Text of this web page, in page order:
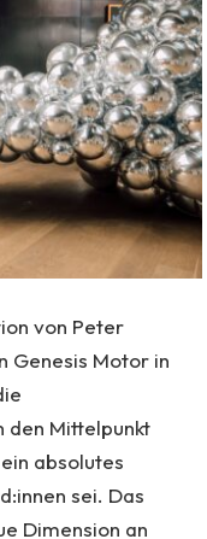
von Peter
Genesis Motor in
den Mittelpunkt
absolutes
sei. Das
Dimension an